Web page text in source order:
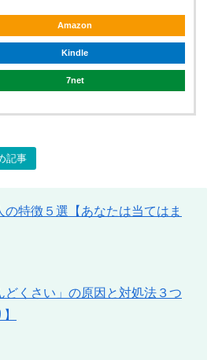
Amazon
Kindle
7net
記事
特徴５選【あなたは当てはま
くさい」の原因と対処法３つ